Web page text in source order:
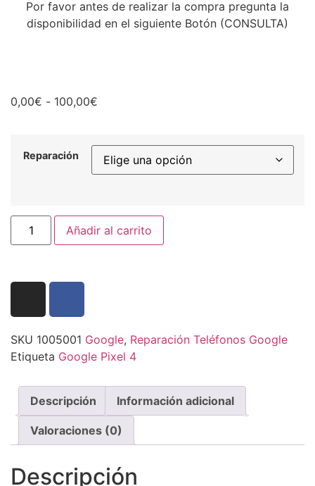
Por favor antes de realizar la compra pregunta la
disponibilidad en el siguiente Botón (CONSULTA)
0,00€ - 100,00€
Reparación
Añadir al carrito
SKU 1005001 Google, Reparación Teléfonos Google
Etiqueta Google Pixel 4
Descripción Información adicional
Valoraciones (0)
Descripción